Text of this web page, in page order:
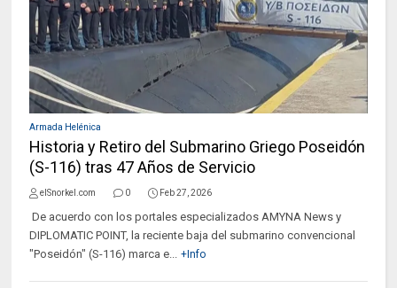
Armada Helénica
Historia y Retiro del Submarino Griego Poseidón
(S-116) tras 47 Años de Servicio
elSnorkel.com 0 Feb 27, 2026
De acuerdo con los portales especializados AMYNA News y
DIPLOMATIC POINT, la reciente baja del submarino convencional
"Poseidón" (S-116) marca e... +Info